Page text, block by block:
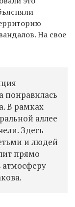
На свое
понравилась
В рамках
аллее
Здесь
и людей
прямо
атмосферу